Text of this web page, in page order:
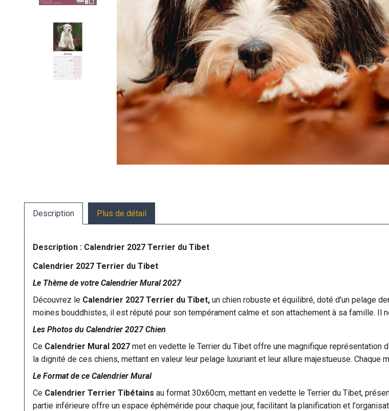
Description Plus de détail
Description : Calendrier 2027 Terrier du Tibet
Calendrier 2027 Terrier du Tibet
Le Thème de votre Calendrier Mural 2027
Découvrez le Calendrier 2027 Terrier du Tibet, un chien robuste et équilibré, doté d'un pelage
moines bouddhistes, il est réputé pour son tempérament calme et son attachement à sa famille. Il
Les Photos du Calendrier 2027 Chien
Ce Calendrier Mural 2027 met en vedette le Terrier du Tibet offre une magnifique représentation
la dignité de ces chiens, mettant en valeur leur pelage luxuriant et leur allure majestueuse.
Le Format de ce Calendrier Mural
Ce Calendrier Terrier Tibétains au format 30x60cm, mettant en vedette le Terrier du Tibet,
partie inférieure offre un espace éphéméride pour chaque jour, facilitant la planification et